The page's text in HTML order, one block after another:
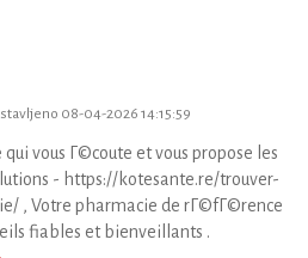
08-04-2026 14:15:59
qui vous Г©coute et vous propose les
- https://kotesante.re/trouver-
, Votre pharmacie de rГ©fГ©rence
fiables et bienveillants .